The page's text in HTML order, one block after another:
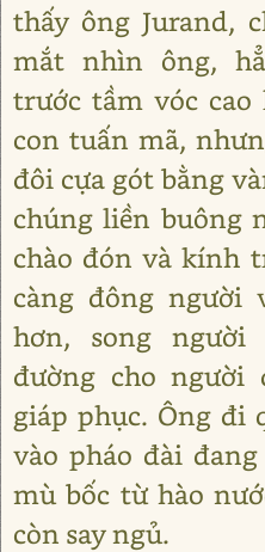
thấy ông Jurand,
mắt nhìn ông,
trước tầm vóc
con tuấn mã,
đôi cựa gót bằng
chúng liền buông
chào đón và kính
càng đông người
hơn, song
đường cho người
giáp phục. Ông đi
vào pháo đài
mù bốc từ hào
còn say ngủ.